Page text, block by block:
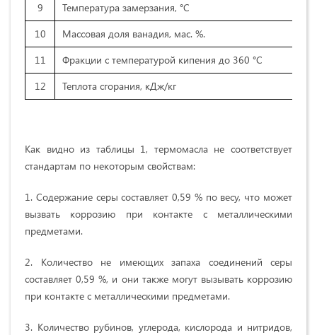
9
Температура замерзания, °С
10
Массовая доля ванадия, мас. %.
11
Фракции с температурой кипения до 360 °C
12
Теплота сгорания, кДж/кг
Как видно из таблицы 1, термомасла не соответствует
стандартам по некоторым свойствам:
1. Содержание серы составляет 0,59 % по весу, что может
вызвать коррозию при контакте с металлическими
предметами.
2. Количество не имеющих запаха соединений серы
составляет 0,59 %, и они также могут вызывать коррозию
при контакте с металлическими предметами.
3. Количество рубинов, углерода, кислорода и нитридов,